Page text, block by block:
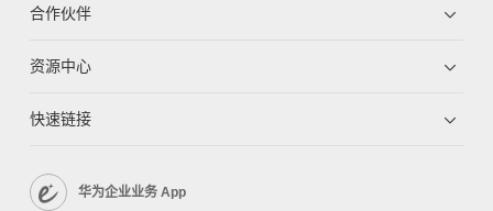
合作伙伴
资源中心
快速链接
华为企业业务 App